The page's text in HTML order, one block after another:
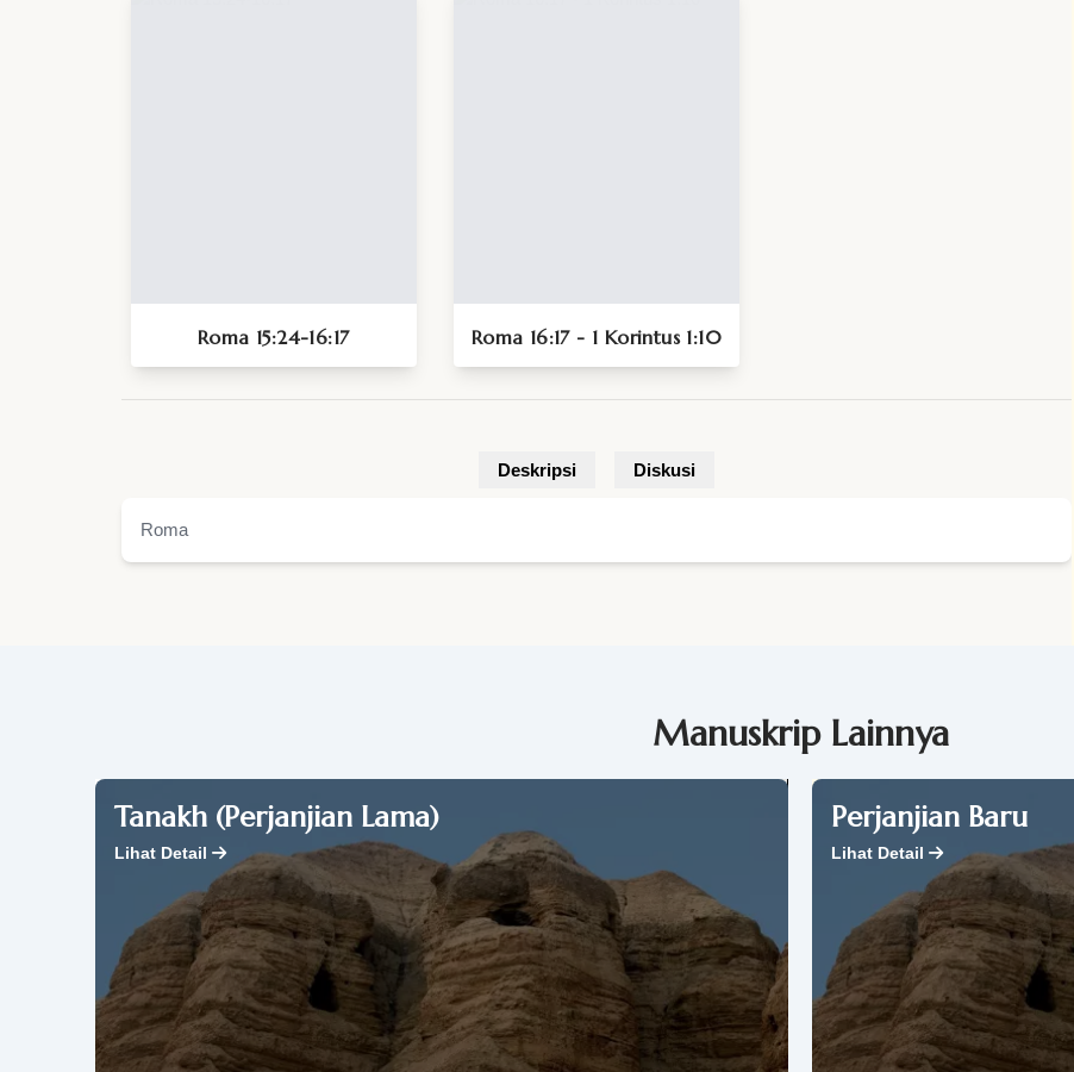
Roma 15:24-16:17 Roma 16:17 - 1 Korintus 1:10
Deskripsi Diskusi
Roma
Manuskrip Lainnya
Tanakh (Perjanjian Lama)
Lihat Detail
Perjanjian Baru
Lihat Detail